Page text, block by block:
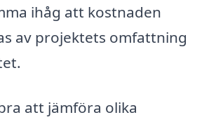
ihåg att kostnaden
av projektets omfattning
att jämföra olika